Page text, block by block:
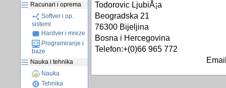
Racunari i oprema
Softver i op.
sistemi
Hardver i mreze
Programiranje i
baze
Nauka i tehnika
Nauka
Tehnika
Todorovic LjubiÅ¡a
Beogradska 21
76300 Bijeljina
Bosna i Hercegovina
Telefon:+(0)66 965 772